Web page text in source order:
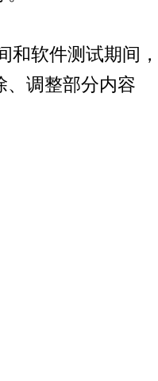
和软件测试期间
、调整部分内容